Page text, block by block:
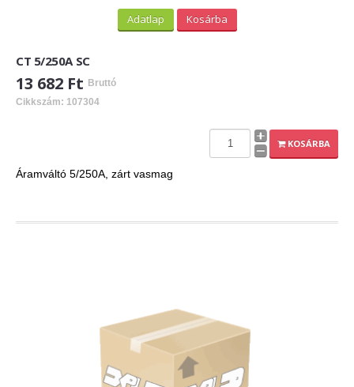
Adatlap Kosárba
CT 5/250A SC
13 682 Ft Bruttó
Cikkszám: 107304
KOSÁRBA
Áramváltó 5/250A, zárt vasmag